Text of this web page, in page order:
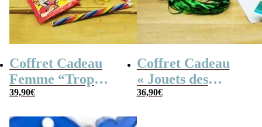
Coffret Cadeau
Femme “Trop
Mignon”
39,90€
Coffret Cadeau
« Jouets des
années 80 » –
36,90€